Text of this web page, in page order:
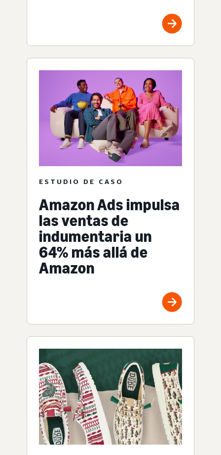
ESTUDIO DE CASO
Amazon Ads impulsa
las ventas de
indumentaria un
64% más allá de
Amazon